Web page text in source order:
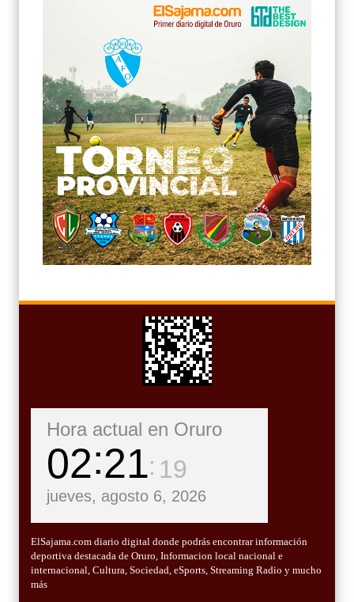
Hora actual en Oruro
02 21 20
jueves, agosto 6, 2026
ElSajama.com diario digital donde podrás encontrar información
deportiva destacada de Oruro, Informacion local nacional e
internacional, Cultura, Sociedad, eSports, Streaming Radio y mucho
más